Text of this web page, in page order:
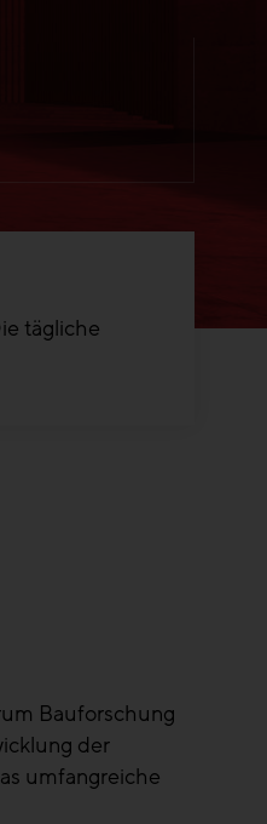
tägliche
Bauforschung
der
umfangreiche